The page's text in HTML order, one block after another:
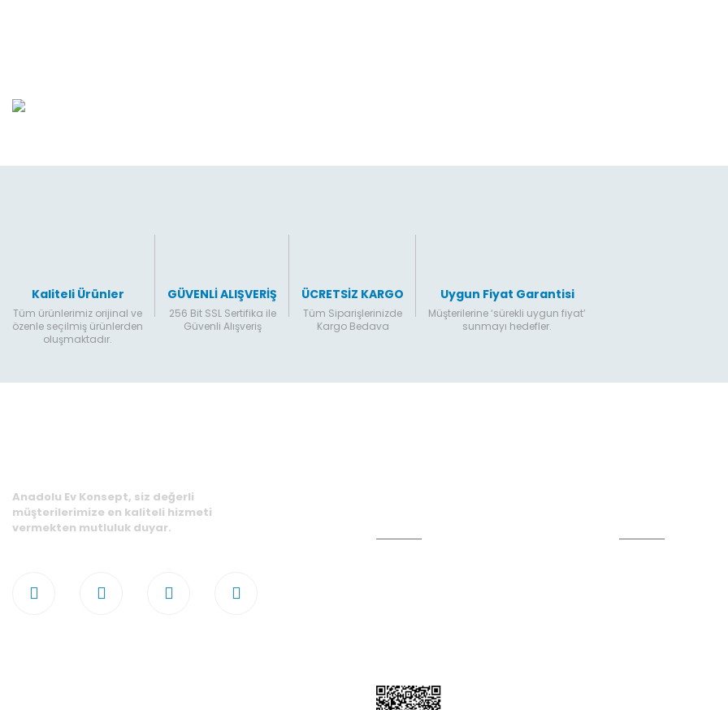
Gönder
Kaliteli Ürünler
Tüm ürünlerimiz orijinal ve
özenle seçilmiş ürünlerden
oluşmaktadır.
GÜVENLİ ALIŞVERİŞ
256 Bit SSL Sertifika ile
Güvenli Alışveriş
ÜCRETSİZ KARGO
Tüm Siparişlerinizde
Kargo Bedava
Uygun Fiyat Garantisi
Müşterilerine ‘sürekli uygun fiyat’
sunmayı hedefler.
Anadolu Ev Konsept, siz değerli
müşterilerimize en kaliteli hizmeti
vermekten mutluluk duyar.